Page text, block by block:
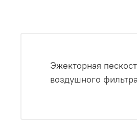
Эжекторная
воздушного